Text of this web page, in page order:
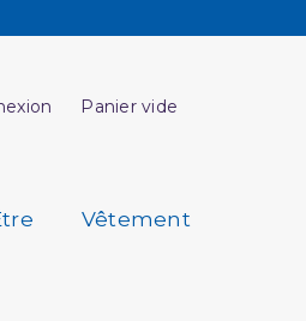
Panier vide
Vêtement